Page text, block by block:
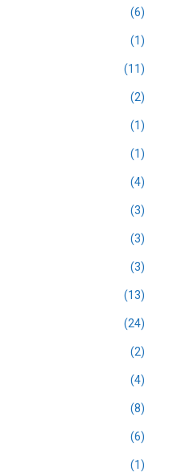
(6)
(1)
(11)
(2)
(1)
(1)
(4)
(3)
(3)
(3)
(13)
(24)
(2)
(4)
(8)
(6)
(1)